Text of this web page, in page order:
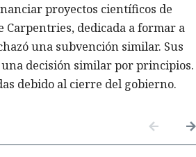
proyectos científicos de
dedicada a formar a
una subvención similar. Sus
decisión similar por principios.
debido al cierre del gobierno.